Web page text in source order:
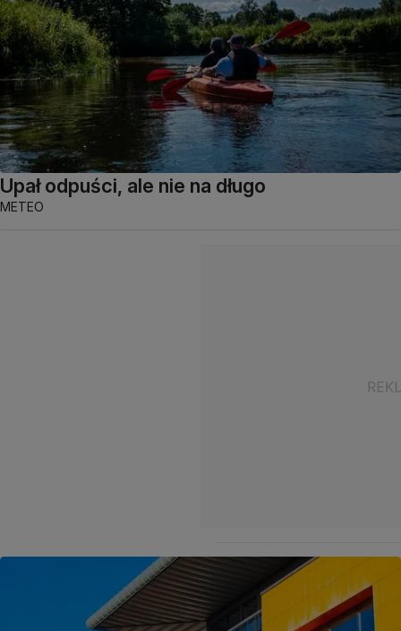
Upał odpuści, ale nie na długo
METEO